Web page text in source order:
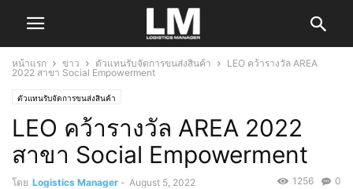
หน้าแรก ข่าว ตัวแทนรับจัดการขนส่งสินค้า
LEO คว้ารางวัล AREA
2022 สาขา Social Empowerment
ตัวแทนรับจัดการขนส่งสินค้า
LEO คว้ารางวัล AREA 2022
สาขา Social Empowerment
โดย Logistics Manager - August 5, 2022 0
1256